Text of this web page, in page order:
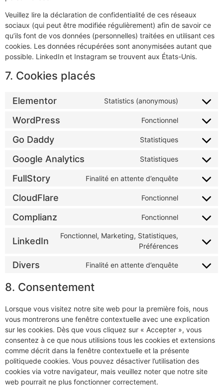
Veuillez lire la déclaration de confidentialité de ces réseaux
sociaux (qui peut être modifiée régulièrement) afin de savoir ce
qu’ils font de vos données (personnelles) traitées en utilisant ces
cookies. Les données récupérées sont anonymisées autant que
possible. LinkedIn et Instagram se trouvent aux États-Unis.
7. Cookies placés
Elementor Statistics (anonymous)
WordPress Fonctionnel
Go Daddy Statistiques
Google Analytics Statistiques
FullStory Finalité en attente d’enquête
CloudFlare Fonctionnel
Complianz Fonctionnel
LinkedIn
Fonctionnel, Marketing, Statistiques,
Préférences
Divers Finalité en attente d’enquête
8. Consentement
Lorsque vous visitez notre site web pour la première fois, nous
vous montrerons une fenêtre contextuelle avec une explication
sur les cookies. Dès que vous cliquez sur « Accepter », vous
consentez à ce que nous utilisions tous les cookies et extensions
comme décrit dans la fenêtre contextuelle et la présente
politiquede cookies. Vous pouvez désactiver l’utilisation des
cookies via votre navigateur, mais veuillez noter que notre site
web pourrait ne plus fonctionner correctement.